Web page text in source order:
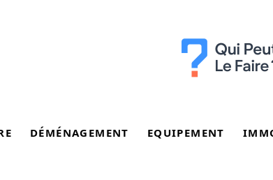
DÉMÉNAGEMENT EQUIPEMENT